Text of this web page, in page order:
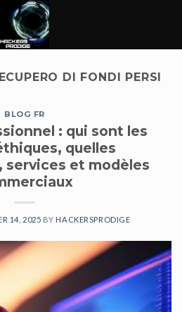
DI FONDI PERSI
BLOG FR
: qui sont les
quelles
services et modèles
14, 2025 BY HACKERSPRODIGE